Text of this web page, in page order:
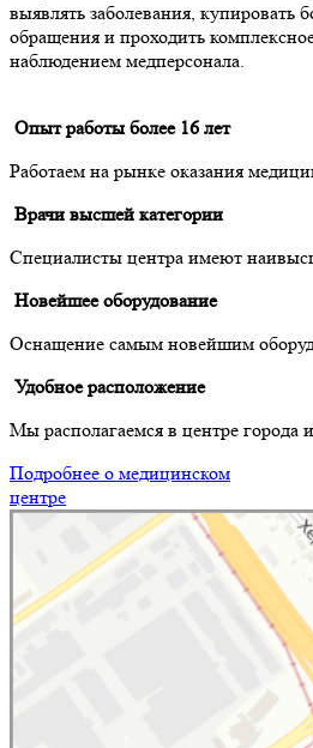
выявлять заболевания, купировать
обращения и проходить
наблюдением медперсонала.
Опыт работы более 16 лет
Работаем на рынке оказания
Врачи высшей категории
Специалисты центра имеют
Новейшее оборудование
Оснащение самым новейшим
Удобное расположение
Мы располагаемся в центре города
Подробнее о медицинском
центре